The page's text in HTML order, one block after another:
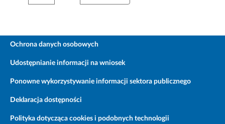
Ochrona danych osobowych
Udostępnianie informacji na wniosek
Ponowne wykorzystywanie informacji sektora publicznego
Deklaracja dostępności
Polityka dotycząca cookies i podobnych technologii